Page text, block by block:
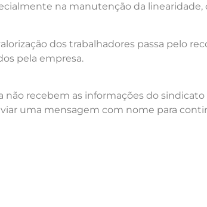
na manutenção da
dos trabalhadores passa pelo
pela empresa.
não recebem as informações do
uma mensagem com nome para